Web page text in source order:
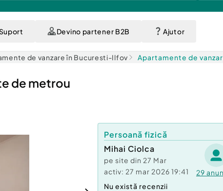
Devino partener B2B Ajutor
de vanzare în Bucuresti-Ilfov Apartamente de
de metrou
Persoană fizică
Mihai Ciolca
pe site din 27 Mar
activ: 27 mar 2026 19:41 29
Nu există recenzii